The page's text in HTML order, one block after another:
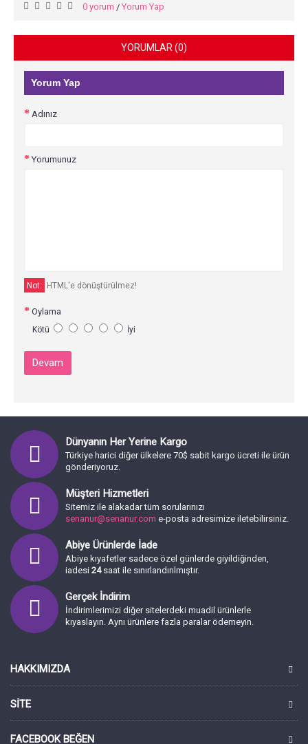
0 yorum / Yorum Yap
YORUMLAR (0)
Yorum Yap
Adınız
Yorumunuz
Not: HTML'e dönüştürülmez!
Oylama
Kötü İyi
Devam
Dünyanın Her Yerine Kargo
Türkiye harici diğer ülkelere 70$ sabit kargo ücreti ile ürün
gönderiyoruz.
Müşteri Hizmetleri
Sitemiz ile alakadar tüm sorularınızı
senanur@senanur.com e-posta adresimize iletebilirsiniz.
Abiye Ürünlerde İade
Abiye kıyafetler sadece özel günlerde giyildiğinden,
iadesi 24 saat ile sınırlandırılmıştır.
Gerçek İndirim
İndirimlerimizi diğer sitelerdeki muadil ürünlerle
kıyaslayın. Aynı ürünlere fazla paralar ödemeyin.
HAKKIMIZDA
SITE
FACEBOOK BEĞEN